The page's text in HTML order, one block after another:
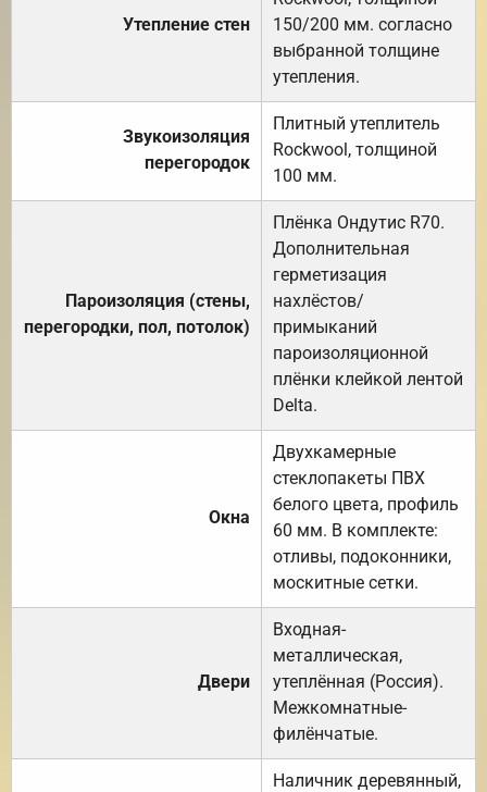
Утепление стен
150/200 мм. согласно
выбранной толщине
утепления.
Звукоизоляция
перегородок
Плитный утеплитель
Rockwool, толщиной
100 мм.
Пароизоляция (стены,
перегородки, пол, потолок)
Плёнка Ондутис R70.
Дополнительная
герметизация
нахлёстов/
примыканий
пароизоляционной
плёнки клейкой лентой
Delta.
Окна
Двухкамерные
стеклопакеты ПВХ
белого цвета, профиль
60 мм. В комплекте:
отливы, подоконники,
москитные сетки.
Двери
Входная-
металлическая,
утеплённая (Россия).
Межкомнатные-
филёнчатые.
Наличник деревянный,